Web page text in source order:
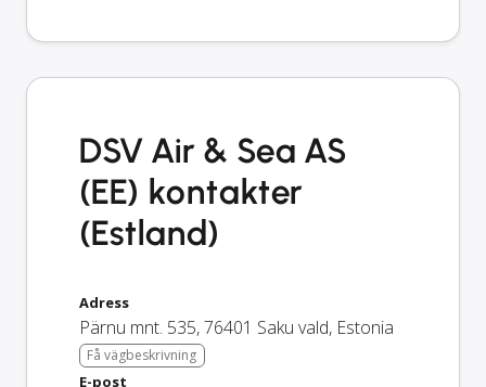
DSV Air & Sea AS
(EE) kontakter
(Estland)
Adress
Pärnu mnt. 535,76401 Saku vald, Estonia
Få vägbeskrivning
E-post